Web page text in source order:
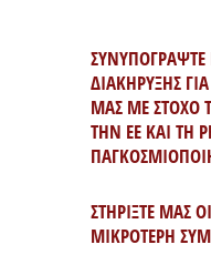
ΔΙΑΚΗΡΥΞΗΣ
ΜΑΣ ΜΕ ΣΤΟΧΟ
ΤΗΝ ΕΕ ΚΑΙ ΤΗ
ΣΤΗΡΙΞΤΕ ΜΑΣ
ΜΙΚΡΟΤΕΡΗ